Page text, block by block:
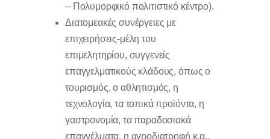
– Πολυμορφικό πολιτιστικό κέντρο).
Διατομεακές συνέργειες με
επιχειρήσεις-μέλη του
επιμελητηρίου, συγγενείς
επαγγελματικούς κλάδους, όπως ο
τουρισμός, ο αθλητισμός, η
τεχνολογία, τα τοπικά προϊόντα, η
γαστρονομία, τα παραδοσιακά
επαγγέλματα, η αγροδιατροφή κ.α..